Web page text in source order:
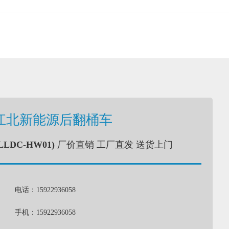
北新能源后翻桶车
HW01)厂价直销 工厂直发 送货上门
电话：15922936058
手机：15922936058